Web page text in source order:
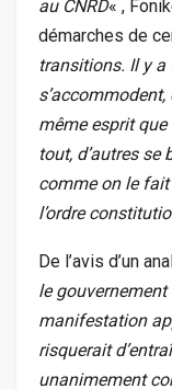
au CNRD« ,
démarches de
transitions. Il y
même esprit
tout, d’autres
comme on le
l’ordre
De l’avis d’un
le
manifestation
risquerait
unanimement